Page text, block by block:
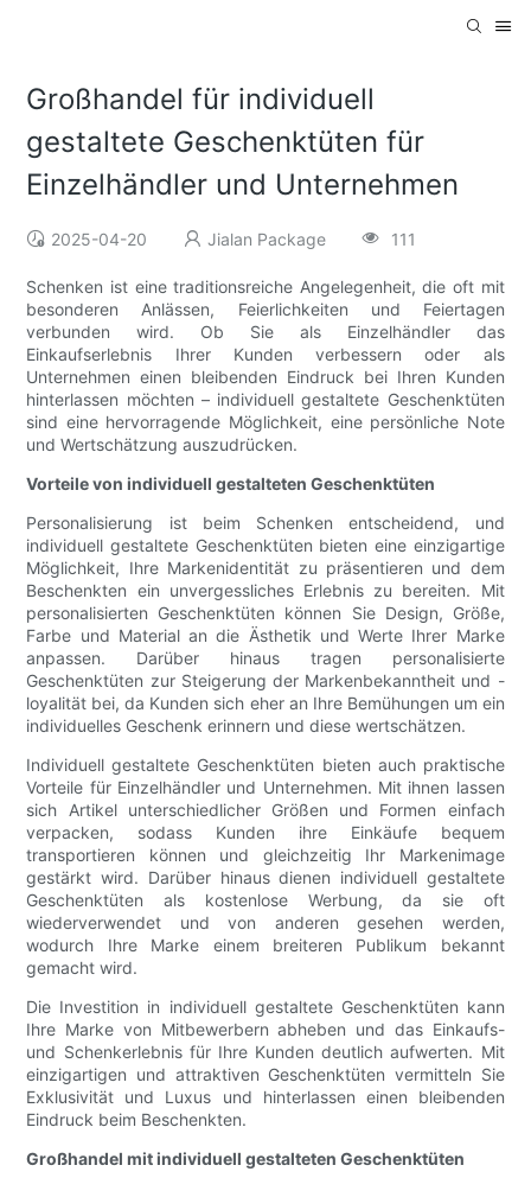
Großhandel für individuell
gestaltete Geschenktüten für
Einzelhändler und Unternehmen
2025-04-20 Jialan Package 111
Schenken ist eine traditionsreiche Angelegenheit, die oft mit
besonderen Anlässen, Feierlichkeiten und Feiertagen
verbunden wird. Ob Sie als Einzelhändler das
Einkaufserlebnis Ihrer Kunden verbessern oder als
Unternehmen einen bleibenden Eindruck bei Ihren Kunden
hinterlassen möchten – individuell gestaltete Geschenktüten
sind eine hervorragende Möglichkeit, eine persönliche Note
und Wertschätzung auszudrücken.
Vorteile von individuell gestalteten Geschenktüten
Personalisierung ist beim Schenken entscheidend, und
individuell gestaltete Geschenktüten bieten eine einzigartige
Möglichkeit, Ihre Markenidentität zu präsentieren und dem
Beschenkten ein unvergessliches Erlebnis zu bereiten. Mit
personalisierten Geschenktüten können Sie Design, Größe,
Farbe und Material an die Ästhetik und Werte Ihrer Marke
anpassen. Darüber hinaus tragen personalisierte
Geschenktüten zur Steigerung der Markenbekanntheit und -
loyalität bei, da Kunden sich eher an Ihre Bemühungen um ein
individuelles Geschenk erinnern und diese wertschätzen.
Individuell gestaltete Geschenktüten bieten auch praktische
Vorteile für Einzelhändler und Unternehmen. Mit ihnen lassen
sich Artikel unterschiedlicher Größen und Formen einfach
verpacken, sodass Kunden ihre Einkäufe bequem
transportieren können und gleichzeitig Ihr Markenimage
gestärkt wird. Darüber hinaus dienen individuell gestaltete
Geschenktüten als kostenlose Werbung, da sie oft
wiederverwendet und von anderen gesehen werden,
wodurch Ihre Marke einem breiteren Publikum bekannt
gemacht wird.
Die Investition in individuell gestaltete Geschenktüten kann
Ihre Marke von Mitbewerbern abheben und das Einkaufs-
und Schenkerlebnis für Ihre Kunden deutlich aufwerten. Mit
einzigartigen und attraktiven Geschenktüten vermitteln Sie
Exklusivität und Luxus und hinterlassen einen bleibenden
Eindruck beim Beschenkten.
Großhandel mit individuell gestalteten Geschenktüten